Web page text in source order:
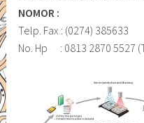
NOMOR :
Telp. Fax : (0274) 385633
No. Hp : 0813 2870 5527